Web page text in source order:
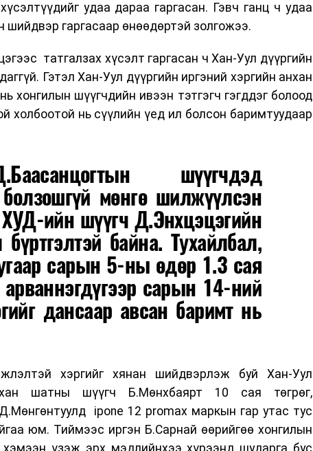
удаа дараа гаргасан. Гэвч ганц ч удаа
шийдвэр гаргасаар өнөөдөртэй золгожээ.
татгалзах хүсэлт гаргасан ч Хан-Уул дүүргийн
Гэтэл Хан-Уул дүүргийн иргэний хэргийн анхан
хонгилын шүүгчдийн ивээн тэтгэгч гэгддэг болоод
холбоотой нь сүүлийн үед ил болсон баримтуудаар
шүүгчдэд
мөнгө шилжүүлсэн
ийн шүүгч Д.Энхцэцэгийн
байна. Тухайлбал,
сарын 5-ны өдөр 1.3 сая
сарын 14-ний
дансаар авсан баримт нь
хэргийг хянан шийдвэрлэж буй Хан-Уул
шатны шүүгч Б.Мөнхбаярт 10 сая төгрөг,
ipone 12 promax маркын гар утас тус
юм. Тиймээс иргэн Б.Сарнай өөрийгөө хонгилын
үзэж эрх мэдлийнхээ хүрээнд шударга бус